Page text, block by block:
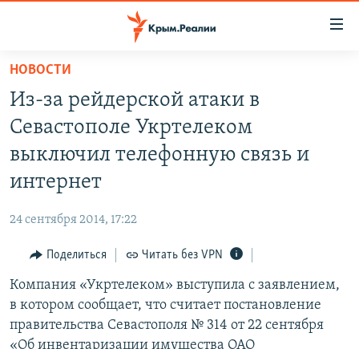
Вернуться
основному
содержанию
главной
Вернутся
поиску
СПЕЦПРОЕКТЫ
ИНТЕРАКТИВ
ИНФОГРАФИКА
ТЕЛЕПРОЕКТ КРЫМ.РЕАЛИИ
СОВЕТЫ ПРАВОЗАЩИТНИКОВ
ПРОПАВШИЕ БЕЗ ВЕСТИ
РАДІО СВОБОДА
КАК ОБОЙТИ БЛОКИРОВКУ
Українською
Qırımtatar
НОВОСТИ
Из-за рейдерской атаки в
Севастополе Укртелеком
выключил телефонную связь и
интернет
24 сентября 2014, 17:22
Поделиться Читать без VPN
Компания «Укртелеком» выступила с заявлением,
в котором сообщает, что считает постановление
правительства Севастополя № 314 от 22 сентября
«Об инвентаризации имущества ОАО